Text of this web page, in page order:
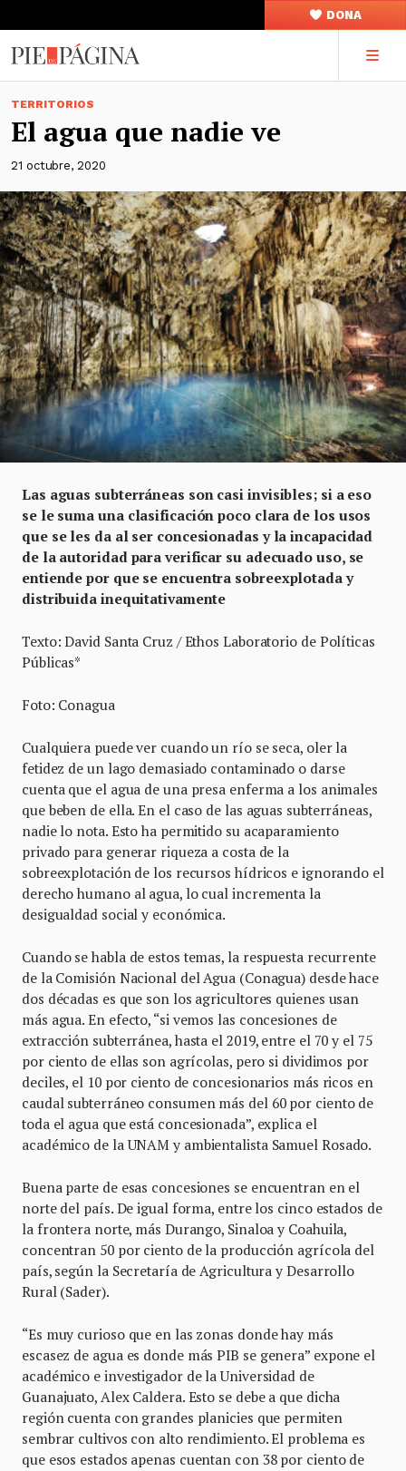
DONA
TERRITORIOS
El agua que nadie ve
21 octubre, 2020
Las aguas subterráneas son casi invisibles; si a eso
se le suma una clasificación poco clara de los usos
que se les da al ser concesionadas y la incapacidad
de la autoridad para verificar su adecuado uso, se
entiende por que se encuentra sobreexplotada y
distribuida inequitativamente
Texto: David Santa Cruz / Ethos Laboratorio de Políticas
Públicas*
Foto: Conagua
Cualquiera puede ver cuando un río se seca, oler la
fetidez de un lago demasiado contaminado o darse
cuenta que el agua de una presa enferma a los animales
que beben de ella. En el caso de las aguas subterráneas,
nadie lo nota. Esto ha permitido su acaparamiento
privado para generar riqueza a costa de la
sobreexplotación de los recursos hídricos e ignorando el
derecho humano al agua, lo cual incrementa la
desigualdad social y económica.
Cuando se habla de estos temas, la respuesta recurrente
de la Comisión Nacional del Agua (Conagua) desde hace
dos décadas es que son los agricultores quienes usan
más agua. En efecto, “si vemos las concesiones de
extracción subterránea, hasta el 2019, entre el 70 y el 75
por ciento de ellas son agrícolas, pero si dividimos por
deciles, el 10 por ciento de concesionarios más ricos en
caudal subterráneo consumen más del 60 por ciento de
toda el agua que está concesionada”, explica el
académico de la UNAM y ambientalista Samuel Rosado.
Buena parte de esas concesiones se encuentran en el
norte del país. De igual forma, entre los cinco estados de
la frontera norte, más Durango, Sinaloa y Coahuila,
concentran 50 por ciento de la producción agrícola del
país, según la Secretaría de Agricultura y Desarrollo
Rural (Sader).
“Es muy curioso que en las zonas donde hay más
escasez de agua es donde más PIB se genera” expone el
académico e investigador de la Universidad de
Guanajuato, Alex Caldera. Esto se debe a que dicha
región cuenta con grandes planicies que permiten
sembrar cultivos con alto rendimiento. El problema es
que esos estados apenas cuentan con 38 por ciento de